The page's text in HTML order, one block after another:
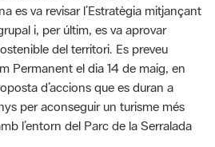
Permanent el dia 14 de maig, en
d’accions que es duran a
per aconseguir un turisme més
l’entorn del Parc de la Serralada
una gran representació del teixit
municipals i empreses del